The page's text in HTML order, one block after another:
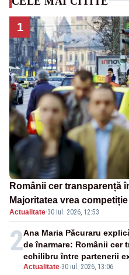
1
Românii cer transparență
Majoritatea vrea
SONDAJ
Actualitate·30 iul. 2026, 12:53
2
Actualitate-30 iul. 2026, 13:06
Ana Maria Păcuraru
de înarmare: Românii cer
echilibru între partenerii